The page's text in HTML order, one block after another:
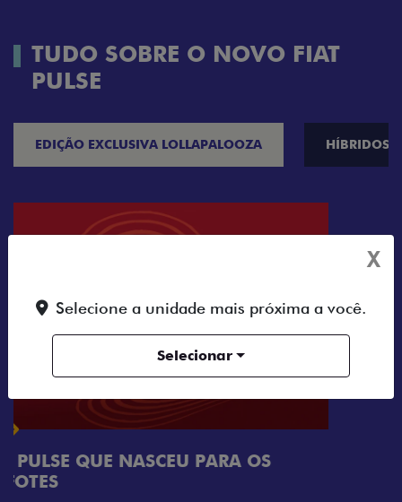
TUDO SOBRE O NOVO FIAT
PULSE
EDIÇÃO EXCLUSIVA LOLLAPALOOZA HÍBRIDOS
VISUAL COM ENERGIA LOLLABR
Se liga no que compõe a identidade exclusiva do
Próximo
X
Selecione a unidade mais próxima a você.
Selecionar